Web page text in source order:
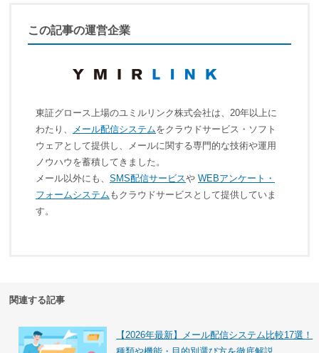
この記事の運営企業
東証グロース上場のユミルリンク株式会社は、20年以上に
わたり、
メール配信システムをクラウドサービス・ソフト
ウェアとして提供し、メールに関する専門的な技術や運用
ノウハウを蓄積してきました。
メール以外にも、 SMS配信サービスや WEBアンケート・
フォームシステム もクラウドサービスとして提供していま
す。
関連する記事
【2026年最新】メール配信システム比較17選！